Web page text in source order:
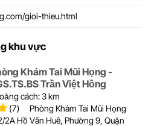
gioi-thieu.html
khu vực
Khám Tai Mũi Họng -
Trần Việt Hồng
cách: 3 km
(7)
Phòng Khám Tai Mũi Họng
2A Hồ Văn Huê, Phường 9, Quận